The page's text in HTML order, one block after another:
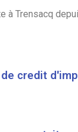
à Trensacq
de credit